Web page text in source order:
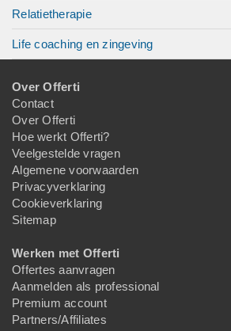
Relatietherapie
Life coaching en zingeving
Over Offerti
Contact
Over Offerti
Hoe werkt Offerti?
Veelgestelde vragen
Algemene voorwaarden
Privacyverklaring
Cookieverklaring
Sitemap
Werken met Offerti
Offertes aanvragen
Aanmelden als professional
Premium account
Partners/Affiliates